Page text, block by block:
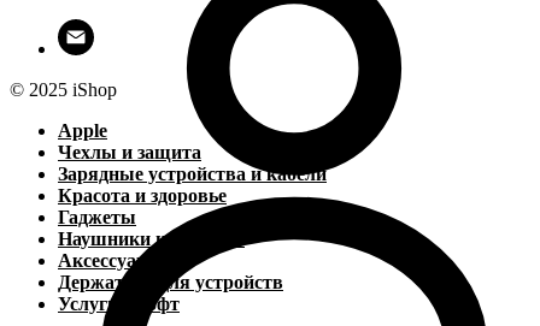
© 2025 iShop
Apple
Чехлы и защита
Зарядные устройства и кабели
Красота и здоровье
Гаджеты
Наушники и колонки
Аксессуары
Держатели для устройств
Услуги и софт